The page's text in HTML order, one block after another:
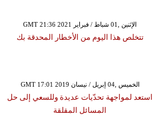
GMT 21:36 2021 الإثنين ,01 شباط / فبراير
تتخلص هذا اليوم من الأخطار المحدقة بك
GMT 17:01 2019 الخميس ,04 إبريل / نيسان
استعد لمواجهة تحدّيات عديدة وللسعي إلى حل
المسائل المقلقة